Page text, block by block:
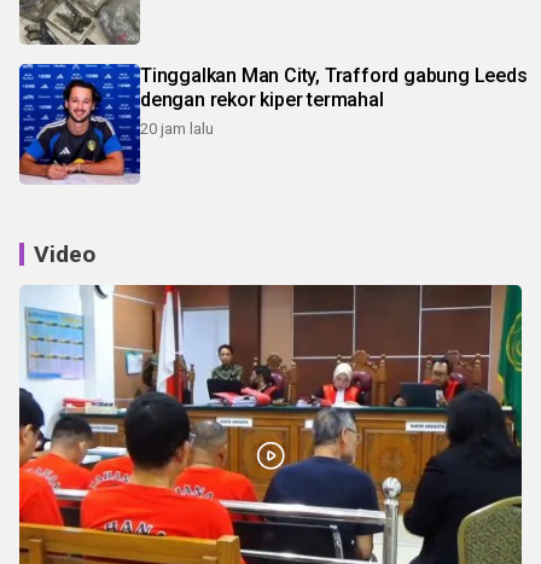
Tinggalkan Man City, Trafford gabung Leeds
dengan rekor kiper termahal
20 jam lalu
Video